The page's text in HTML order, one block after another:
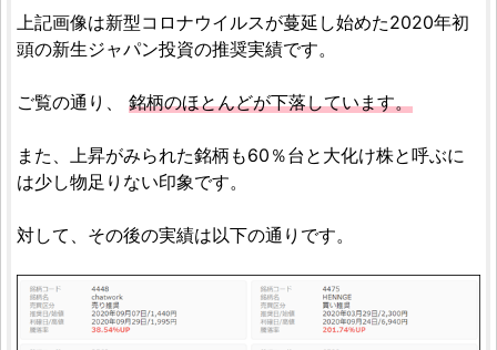
上記画像は新型コロナウイルスが蔓延し始めた2020年初
頭の新生ジャパン投資の推奨実績です。
ご覧の通り、 銘柄のほとんどが下落しています。
また、上昇がみられた銘柄も60％台と大化け株と呼ぶに
は少し物足りない印象です。
対して、その後の実績は以下の通りです。